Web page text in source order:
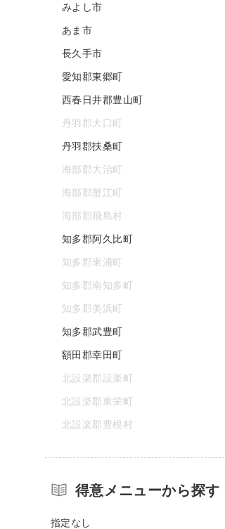
みよし市
あま市
長久手市
愛知郡東郷町
西春日井郡豊山町
丹羽郡大口町
丹羽郡扶桑町
海部郡大治町
海部郡蟹江町
海部郡飛島村
知多郡阿久比町
知多郡東浦町
知多郡南知多町
知多郡美浜町
知多郡武豊町
額田郡幸田町
北設楽郡設楽町
北設楽郡東栄町
北設楽郡豊根村
得意メニューから探す
指定なし